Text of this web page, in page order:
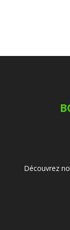
Découvrez